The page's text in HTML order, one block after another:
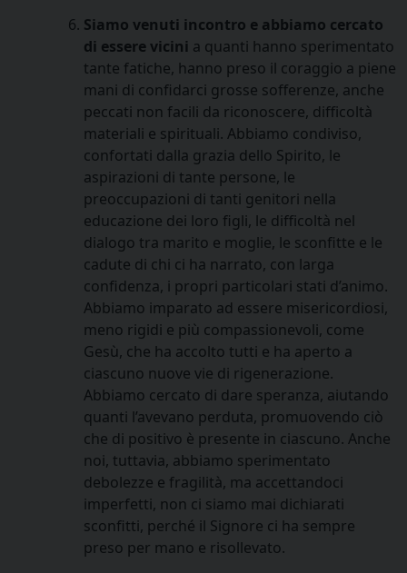
Siamo venuti incontro e abbiamo cercato
di essere vicini a quanti hanno sperimentato
tante fatiche, hanno preso il coraggio a piene
mani di confidarci grosse sofferenze, anche
peccati non facili da riconoscere, difficoltà
materiali e spirituali. Abbiamo condiviso,
confortati dalla grazia dello Spirito, le
aspirazioni di tante persone, le
preoccupazioni di tanti genitori nella
educazione dei loro figli, le difficoltà nel
dialogo tra marito e moglie, le sconfitte e le
cadute di chi ci ha narrato, con larga
confidenza, i propri particolari stati d’animo.
Abbiamo imparato ad essere misericordiosi,
meno rigidi e più compassionevoli, come
Gesù, che ha accolto tutti e ha aperto a
ciascuno nuove vie di rigenerazione.
Abbiamo cercato di dare speranza, aiutando
quanti l’avevano perduta, promuovendo ciò
che di positivo è presente in ciascuno. Anche
noi, tuttavia, abbiamo sperimentato
debolezze e fragilità, ma accettandoci
imperfetti, non ci siamo mai dichiarati
sconfitti, perché il Signore ci ha sempre
preso per mano e risollevato.